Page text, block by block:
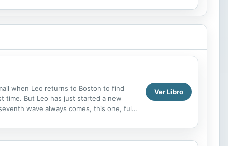
when Leo returns to Boston to find
time. But Leo has just started a new
wave always comes, this one, full
Ver Libro